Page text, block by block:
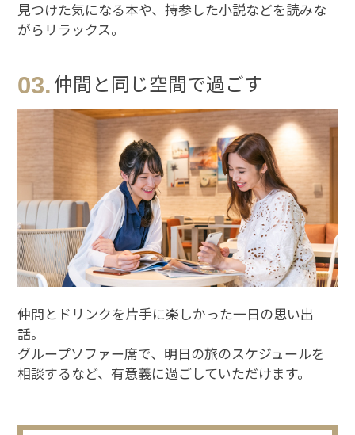
※You will be redirected to Choice Hotel International official
Rates and the membership program differ from Japanese website.
Global Site
FAQs
見つけた気になる本や、持参した小説などを読みな
がらリラックス。
03. 仲間と同じ空間で過ごす
仲間とドリンクを片手に楽しかった一日の思い出
話。
グループソファー席で、明日の旅のスケジュールを
相談するなど、 有意義に過ごしていただけます。